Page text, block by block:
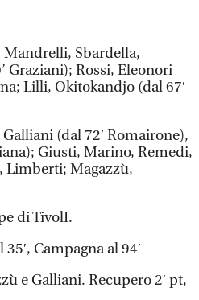
Sbardella,
Graziani); Rossi, Eleonori
Lilli, Okitokandjo (dal 67′
(dal 72′ Romairone),
Giusti, Marino, Remedi,
Limberti; Magazzù,
di TivolI.
Campagna al 94′
e Galliani. Recupero 2′ pt,